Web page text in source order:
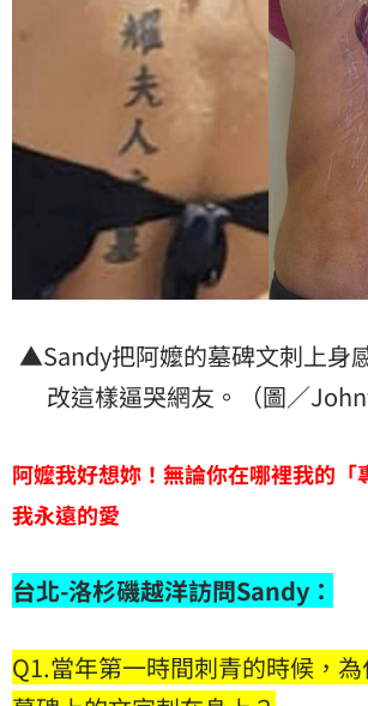
▲Sandy把阿嬤的墓碑文刺上身
改這樣逼哭網友。（圖／
阿嬤我好想妳！無論你在哪裡我的「
我永遠的愛
台北-洛杉磯越洋訪問Sandy ：
Q1.當年第一時間刺青的時候，